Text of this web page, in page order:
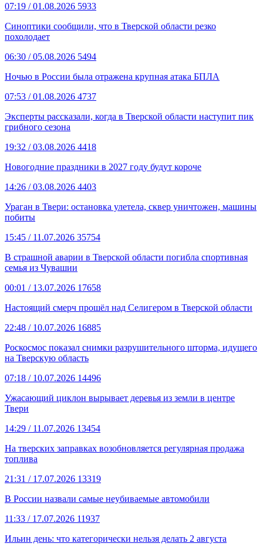
07:19 / 01.08.2026 5933
Синоптики сообщили, что в Тверской области резко
похолодает
06:30 / 05.08.2026 5494
Ночью в России была отражена крупная атака БПЛА
07:53 / 01.08.2026 4737
Эксперты рассказали, когда в Тверской области наступит пик
грибного сезона
19:32 / 03.08.2026 4418
Новогодние праздники в 2027 году будут короче
14:26 / 03.08.2026 4403
Ураган в Твери: остановка улетела, сквер уничтожен, машины
побиты
15:45 / 11.07.2026 35754
В страшной аварии в Тверской области погибла спортивная
семья из Чувашии
00:01 / 13.07.2026 17658
Настоящий смерч прошёл над Селигером в Тверской области
22:48 / 10.07.2026 16885
Роскосмос показал снимки разрушительного шторма, идущего
на Тверскую область
07:18 / 10.07.2026 14496
Ужасающий циклон вырывает деревья из земли в центре
Твери
14:29 / 11.07.2026 13454
На тверских заправках возобновляется регулярная продажа
топлива
21:31 / 17.07.2026 13319
В России назвали самые неубиваемые автомобили
11:33 / 17.07.2026 11937
Ильин день: что категорически нельзя делать 2 августа